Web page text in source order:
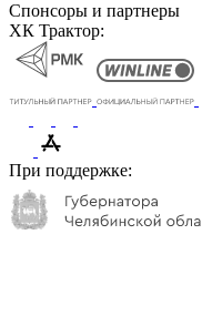
Спонсоры и партнеры
ХК Трактор:
При поддержке: